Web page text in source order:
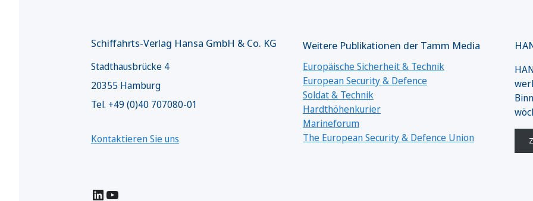
Schiffahrts-Verlag Hansa GmbH & Co. KG
Stadthausbrücke 4
20355 Hamburg
Tel. +49 (0)40 707080-01
Kontaktieren Sie uns
LinkedIn
YouTube
Weitere Publikationen der Tamm Media
Europäische Sicherheit & Technik
European Security & Defence
Soldat & Technik
Hardthöhenkurier
Marineforum
The European Security & Defence Union